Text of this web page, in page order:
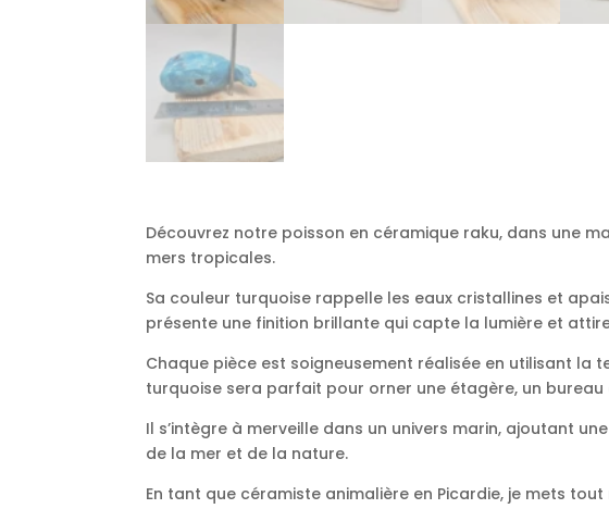
Découvrez notre poisson en céramique raku, dans une
mers tropicales.
Sa couleur turquoise rappelle les eaux cristallines et
présente une finition brillante qui capte la lumière et
Chaque pièce est soigneusement réalisée en utilisant la
turquoise sera parfait pour orner une étagère, un
Il s’intègre à merveille dans un univers marin, ajoutant
de la mer et de la nature.
En tant que céramiste animalière en Picardie, je mets